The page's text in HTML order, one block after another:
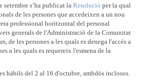
s’ha publicat la Resolució per la qual
de les persones que accedeixen a un nou
professional horitzontal del personal
generals de l'Administració de la Comunitat
de les persones a les quals es denega l'accés a
a les quals es requereix l'esmena de la
hàbils del 2 al 16 d'octubre, ambdós inclosos.